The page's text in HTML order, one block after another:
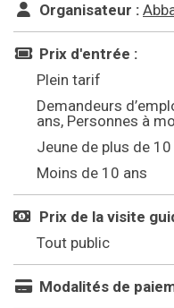
Organisateur :
Prix d'entrée :
Plein tarif
Demandeurs
ans, Personnes à
Jeune de plus de 10
Moins de 10 ans
Prix de la visite
Tout public
Modalités de